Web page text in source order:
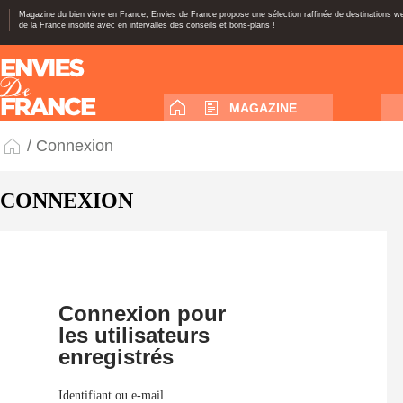
Magazine du bien vivre en France, Envies de France propose une sélection raffinée de destinations
de la France insolite avec en intervalles des conseils et bons-plans !
MAGAZINE
/ Connexion
CONNEXION
Connexion pour
les utilisateurs
enregistrés
Identifiant ou e-mail